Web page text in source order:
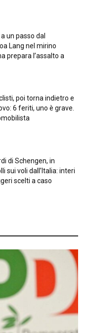
un passo dal
Lang nel mirino
prepara l’assalto a
poi torna indietro e
6 feriti, uno è grave.
di Schengen, in
sui voli dall’Italia: interi
scelti a caso